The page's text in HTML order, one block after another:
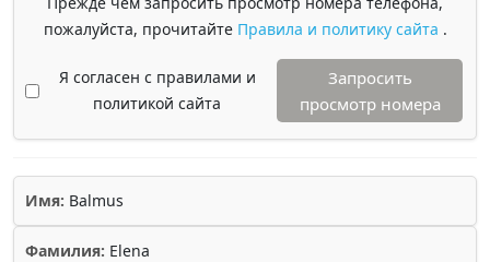
пожалуйста, прочитайте Правила и политику сайта .
Я согласен с правилами и
политикой сайта
Запросить
просмотр номера
Имя: Balmus
Фамилия: Elena